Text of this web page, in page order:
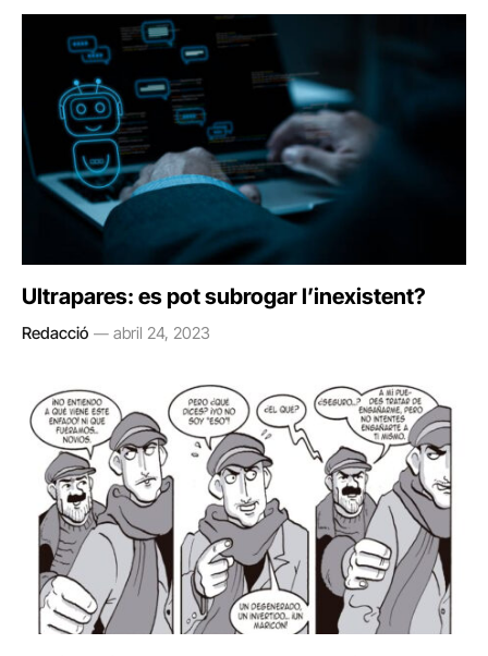
Ultrapares: es pot subrogar l’inexistent?
Redacció abril 24, 2023